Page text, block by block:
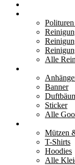
Alle
Banner
Sticker
Alle
Mützen
T-Shirts
Hoodies
Alle